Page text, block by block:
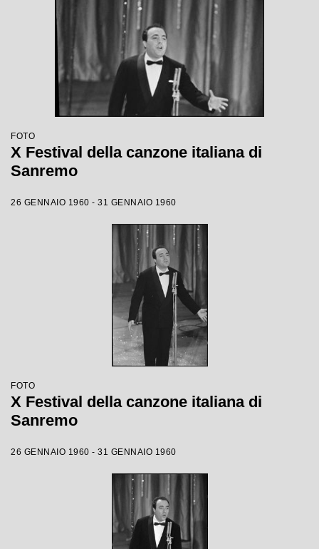
FOTO
X Festival della canzone italiana di
Sanremo
26 GENNAIO 1960 - 31 GENNAIO 1960
FOTO
X Festival della canzone italiana di
Sanremo
26 GENNAIO 1960 - 31 GENNAIO 1960